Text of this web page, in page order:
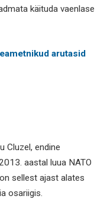
käituda vaenlase
arutasid
Cluzel, endine
aastal luua NATO
sellest ajast alates
osariigis.